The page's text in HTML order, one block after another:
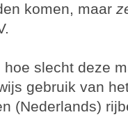
komen, maar
slecht deze
gebruik van
(Nederlands)